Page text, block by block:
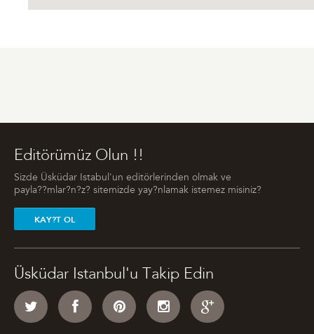
Editörümüz Olun !!
Sizde Üsküdar Istabul'un editörlerinden olmak ve
payla??mlar?n?z? sitemizde yay?nlamak istemez misiniz?
KAY?T OL
Üsküdar Istanbul'u Takip Edin